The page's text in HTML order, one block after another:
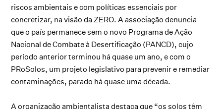
riscos ambientais e com políticas essenciais por
concretizar, na visão da ZERO. A associação denuncia
que o país permanece sem o novo Programa de Ação
Nacional de Combate à Desertificação (PANCD), cujo
período anterior terminou há quase um ano, e com o
PRoSolos, um projeto legislativo para prevenir e remediar
contaminações, parado há quase uma década.
A organização ambientalista destaca que “os solos têm